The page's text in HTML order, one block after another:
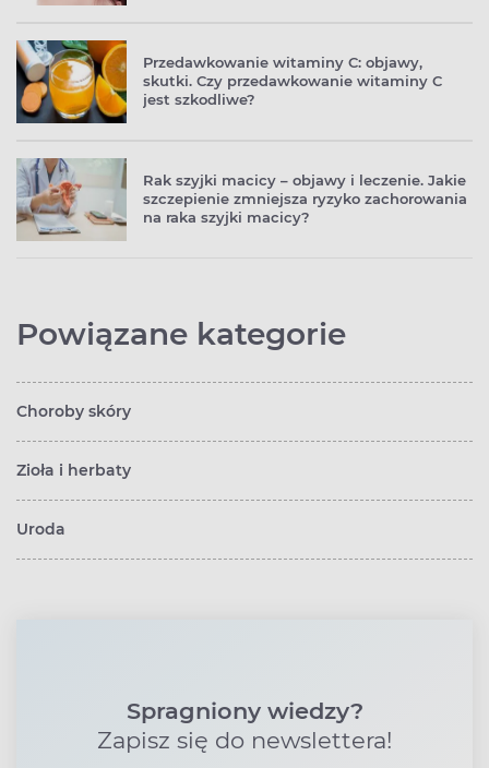
Przedawkowanie witaminy C: objawy,
skutki. Czy przedawkowanie witaminy C
jest szkodliwe?
Rak szyjki macicy – objawy i leczenie. Jakie
szczepienie zmniejsza ryzyko zachorowania
na raka szyjki macicy?
Powiązane kategorie
Choroby skóry
Zioła i herbaty
Uroda
Spragniony wiedzy?
Zapisz się do newslettera!